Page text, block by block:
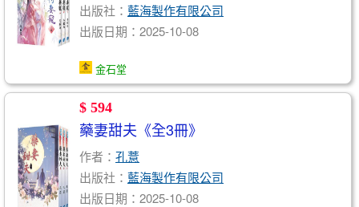
出版社： 藍海製作有限公司
出版日期：2025-10-08
金石堂
$ 594
藥妻甜夫《全3冊》
作者： 孔薏
出版社： 藍海製作有限公司
出版日期：2025-10-08